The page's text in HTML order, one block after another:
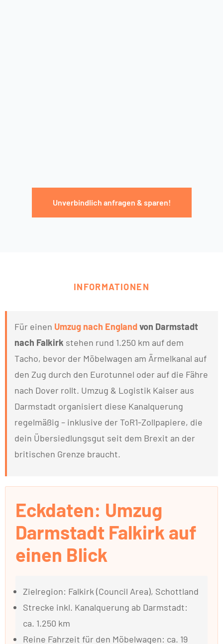
Unverbindlich anfragen & sparen!
INFORMATIONEN
Für einen Umzug nach Englandvon Darmstadt
nach Falkirk stehen rund 1.250 km auf dem
Tacho, bevor der Möbelwagen am Ärmelkanal auf
den Zug durch den Eurotunnel oder auf die Fähre
nach Dover rollt. Umzug & Logistik Kaiser aus
Darmstadt organisiert diese Kanalquerung
regelmäßig – inklusive der ToR1-Zollpapiere, die
dein Übersiedlungsgut seit dem Brexit an der
britischen Grenze braucht.
Eckdaten: Umzug
Darmstadt Falkirk auf
einen Blick
Zielregion: Falkirk (Council Area), Schottland
Strecke inkl. Kanalquerung ab Darmstadt:
ca. 1.250 km
Reine Fahrzeit für den Möbelwagen: ca. 19